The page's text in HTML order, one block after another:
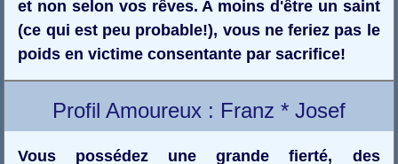
et non selon vos rêves. A moins d'être un saint
(ce qui est peu probable!), vous ne feriez pas le
poids en victime consentante par sacrifice!
Profil Amoureux : Franz * Josef
Vous possédez une grande fierté, des